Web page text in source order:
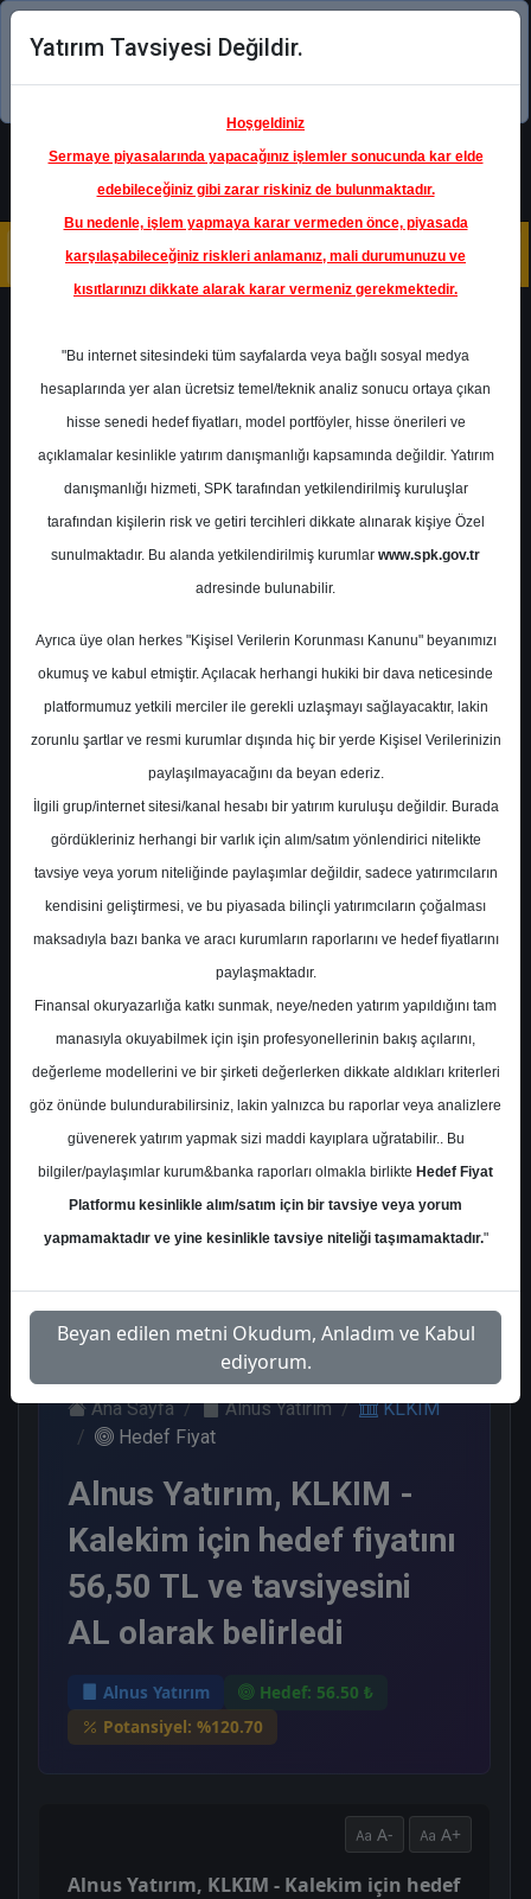
Şimdi uygulamayı indirin!
KLKIM - KALEKIM KIMYEVI
MADDELER
Hedef Fiyat 56.50 ₺
Getiri
%120.70
0 0
En Yüksek Tahmin
Ortalama Fiyat Tahmini
Ortalama Getiri Potansiyeli %112.46
Kurum Sayısı
5
2
Paralel
Get.
1
Üstü Get.
1
Yok
1
Salı, 09 Haziran 2026
Ana Sayfa Alnus Yatırım
KLKIM
Hedef Fiyat
Alnus Yatırım, KLKIM -
Kalekim için hedef fiyatını
56,50 TL ve tavsiyesini
AL olarak belirledi
Alnus Yatırım
Hedef: 56.50 ₺
Potansiyel: %120.70
A- A+
Alnus Yatırım, KLKIM - Kalekim için hedef
Yatırım Tavsiyesi Değildir.
Hoşgeldiniz
Sermaye piyasalarında yapacağınız işlemler sonucunda kar elde
edebileceğiniz gibi zarar riskiniz de bulunmaktadır.
Bu nedenle, işlem yapmaya karar vermeden önce, piyasada
karşılaşabileceğiniz riskleri anlamanız, mali durumunuzu ve
kısıtlarınızı dikkate alarak karar vermeniz gerekmektedir.
"Bu internet sitesindeki tüm sayfalarda veya bağlı sosyal medya
hesaplarında yer alan ücretsiz temel/teknik analiz sonucu ortaya çıkan
hisse senedi hedef fiyatları, model portföyler, hisse önerileri ve
açıklamalar kesinlikle yatırım danışmanlığı kapsamında değildir. Yatırım
danışmanlığı hizmeti, SPK tarafından yetkilendirilmiş kuruluşlar
tarafından kişilerin risk ve getiri tercihleri dikkate alınarak kişiye Özel
sunulmaktadır. Bu alanda yetkilendirilmiş kurumlar www.spk.gov.tr
adresinde bulunabilir.
Ayrıca üye olan herkes "Kişisel Verilerin Korunması Kanunu" beyanımızı
okumuş ve kabul etmiştir. Açılacak herhangi hukiki bir dava neticesinde
platformumuz yetkili merciler ile gerekli uzlaşmayı sağlayacaktır, lakin
zorunlu şartlar ve resmi kurumlar dışında hiç bir yerde Kişisel Verilerinizin
paylaşılmayacağını da beyan ederiz.
İlgili grup/internet sitesi/kanal hesabı bir yatırım kuruluşu değildir. Burada
gördükleriniz herhangi bir varlık için alım/satım yönlendirici nitelikte
tavsiye veya yorum niteliğinde paylaşımlar değildir, sadece yatırımcıların
kendisini geliştirmesi, ve bu piyasada bilinçli yatırımcıların çoğalması
maksadıyla bazı banka ve aracı kurumların raporlarını ve hedef fiyatlarını
paylaşmaktadır.
Finansal okuryazarlığa katkı sunmak, neye/neden yatırım yapıldığını tam
manasıyla okuyabilmek için işin profesyonellerinin bakış açılarını,
değerleme modellerini ve bir şirketi değerlerken dikkate aldıkları kriterleri
göz önünde bulundurabilirsiniz, lakin yalnızca bu raporlar veya analizlere
güvenerek yatırım yapmak sizi maddi kayıplara uğratabilir.. Bu
bilgiler/paylaşımlar kurum&banka raporları olmakla birlikte Hedef Fiyat
Platformu kesinlikle alım/satım için bir tavsiye veya yorum
yapmamaktadır ve yine kesinlikle tavsiye niteliği taşımamaktadır."
Beyan edilen metni Okudum, Anladım ve Kabul
ediyorum.